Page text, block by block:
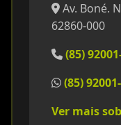
Av. Boné.
62860-000
(85)
(85)
Ver mais